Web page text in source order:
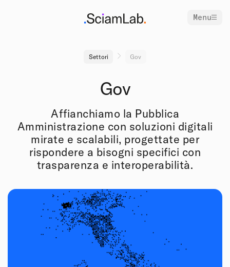
Menu
Settori Gov
Gov
Affianchiamo la Pubblica
Amministrazione con soluzioni digitali
mirate e scalabili, progettate per
rispondere a bisogni specifici con
trasparenza e interoperabilità.